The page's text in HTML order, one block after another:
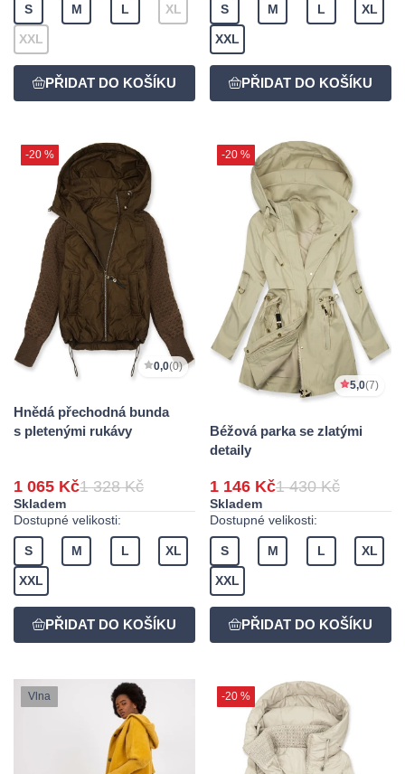
S M L XL
XXL
S M L XL
XXL
-20 %
0,0(0)
Hnědá přechodná bunda
s pletenými rukávy
1 065 Kč1 328 Kč
Skladem
Dostupné velikosti:
S M L XL
XXL
-20 %
5,0(7)
Béžová parka se zlatými
detaily
1 146 Kč1 430 Kč
Skladem
Dostupné velikosti:
S M L XL
XXL
Vlna -20 %